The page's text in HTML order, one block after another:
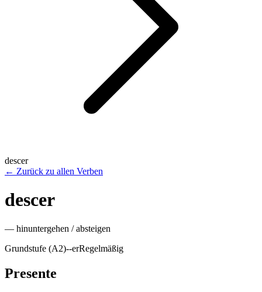
descer
← Zurück zu allen Verben
descer
— hinuntergehen / absteigen
Grundstufe (A2)--erRegelmäßig
Presente